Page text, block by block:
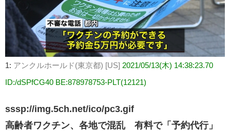
1: アンクルホールド(東京都) [US] 2021/05/13(木) 14:38:23.70
ID:/dSPfCG40 BE:878978753-PLT(12121)
sssp://img.5ch.net/ico/pc3.gif
高齢者ワクチン、各地で混乱 有料で「予約代行」